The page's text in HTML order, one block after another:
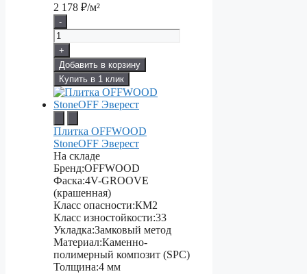
2 178 ₽/м²
-
+
Добавить в корзину
Купить в 1 клик
Плитка OFFWOOD
StoneOFF Эверест
На складе
Бренд:OFFWOOD
Фаска:4V-GROOVE
(крашенная)
Класс опасности:КМ2
Класс изностойкости:33
Укладка:Замковый метод
Материал:Каменно-
полимерный композит (SPC)
Толщина:4 мм